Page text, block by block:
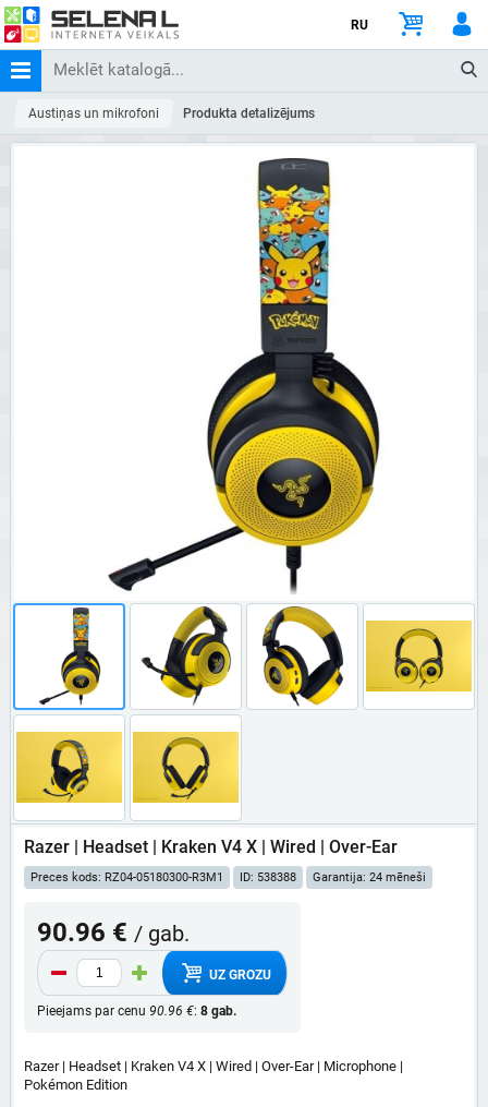
RU
Austiņas un mikrofoni Produkta detalizējums
Razer | Headset | Kraken V4 X | Wired | Over-Ear
Preces kods: RZ04-05180300-R3M1 ID: 538388 Garantija: 24 mēneši
90.96 € / gab.
UZ GROZU
Pieejams par cenu 90.96 €: 8 gab.
Razer | Headset | Kraken V4 X | Wired | Over-Ear | Microphone |
Pokémon Edition